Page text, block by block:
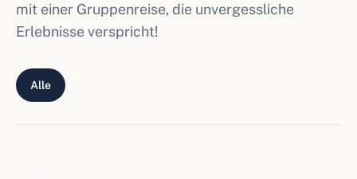
mit einer Gruppenreise, die unvergessliche
Erlebnisse verspricht!
Alle